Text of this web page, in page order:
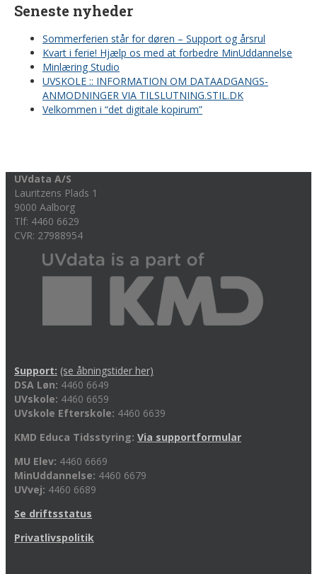
Seneste nyheder
Sommerferien står for døren – Support og årsrul
Kvart i ferie! Hjælp os med at forbedre MinUddannelse
Minlæring Studio
UVSKOLE :: INFORMATION OM DATAADGANGS-
ANMODNINGER VIA TILSLUTNING.STIL.DK
Velkommen i “det digitale kopirum”
UVdata A/S
Lauritzens Plads 1
9000 Aalborg
Tlf: 4460 6629
CVR: 27988954
Support: (se åbningstider her)
DSA Løn: 4460 6649
UVskole: 4460 6659
UVskole Efterskole: 4460 6639
KMD Educa Tidsstyring: Via supportformular
MU Elev: 4460 6669
MinUddannelse: 4460 6679
UVvej: 4460 6689
Se driftsstatus
Privatlivspolitik